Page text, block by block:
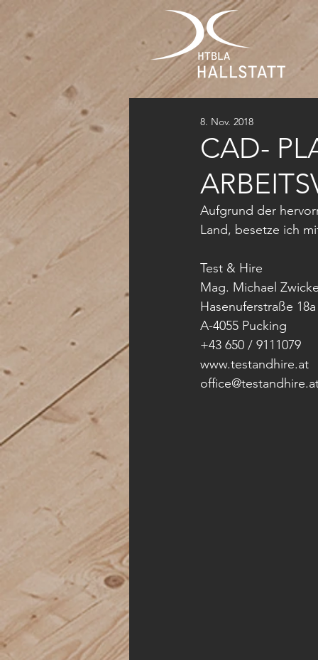
CAD-
8. Nov. 2018
Aufgrund der
Land, besetze ich
Test & Hire
Mag. Michael
Hasenuferstraße 18a
A-4055 Pucking
+43 650 / 9111079
www.testandhire.at